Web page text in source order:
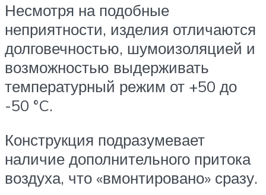
Несмотря на подобные
неприятности, изделия отличаются
долговечностью, шумоизоляцией и
возможностью выдерживать
температурный режим от +50 до
-50 °C.
Конструкция подразумевает
наличие дополнительного притока
воздуха, что «вмонтировано» сразу.